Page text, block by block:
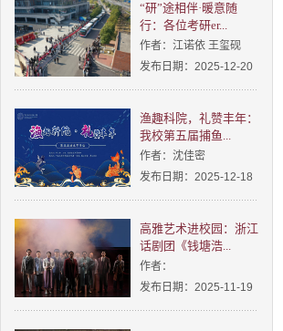
“研”途相伴·暖意随
行：各位考研er...
作者：江诺依 王玺砚
发布日期：2025-12-20
渔趣科院，礼赞丰年：
我校第五届捕鱼...
作者：沈佳密
发布日期：2025-12-18
高雅艺术进校园：浙江
话剧团《钱塘浩...
作者：
发布日期：2025-11-19